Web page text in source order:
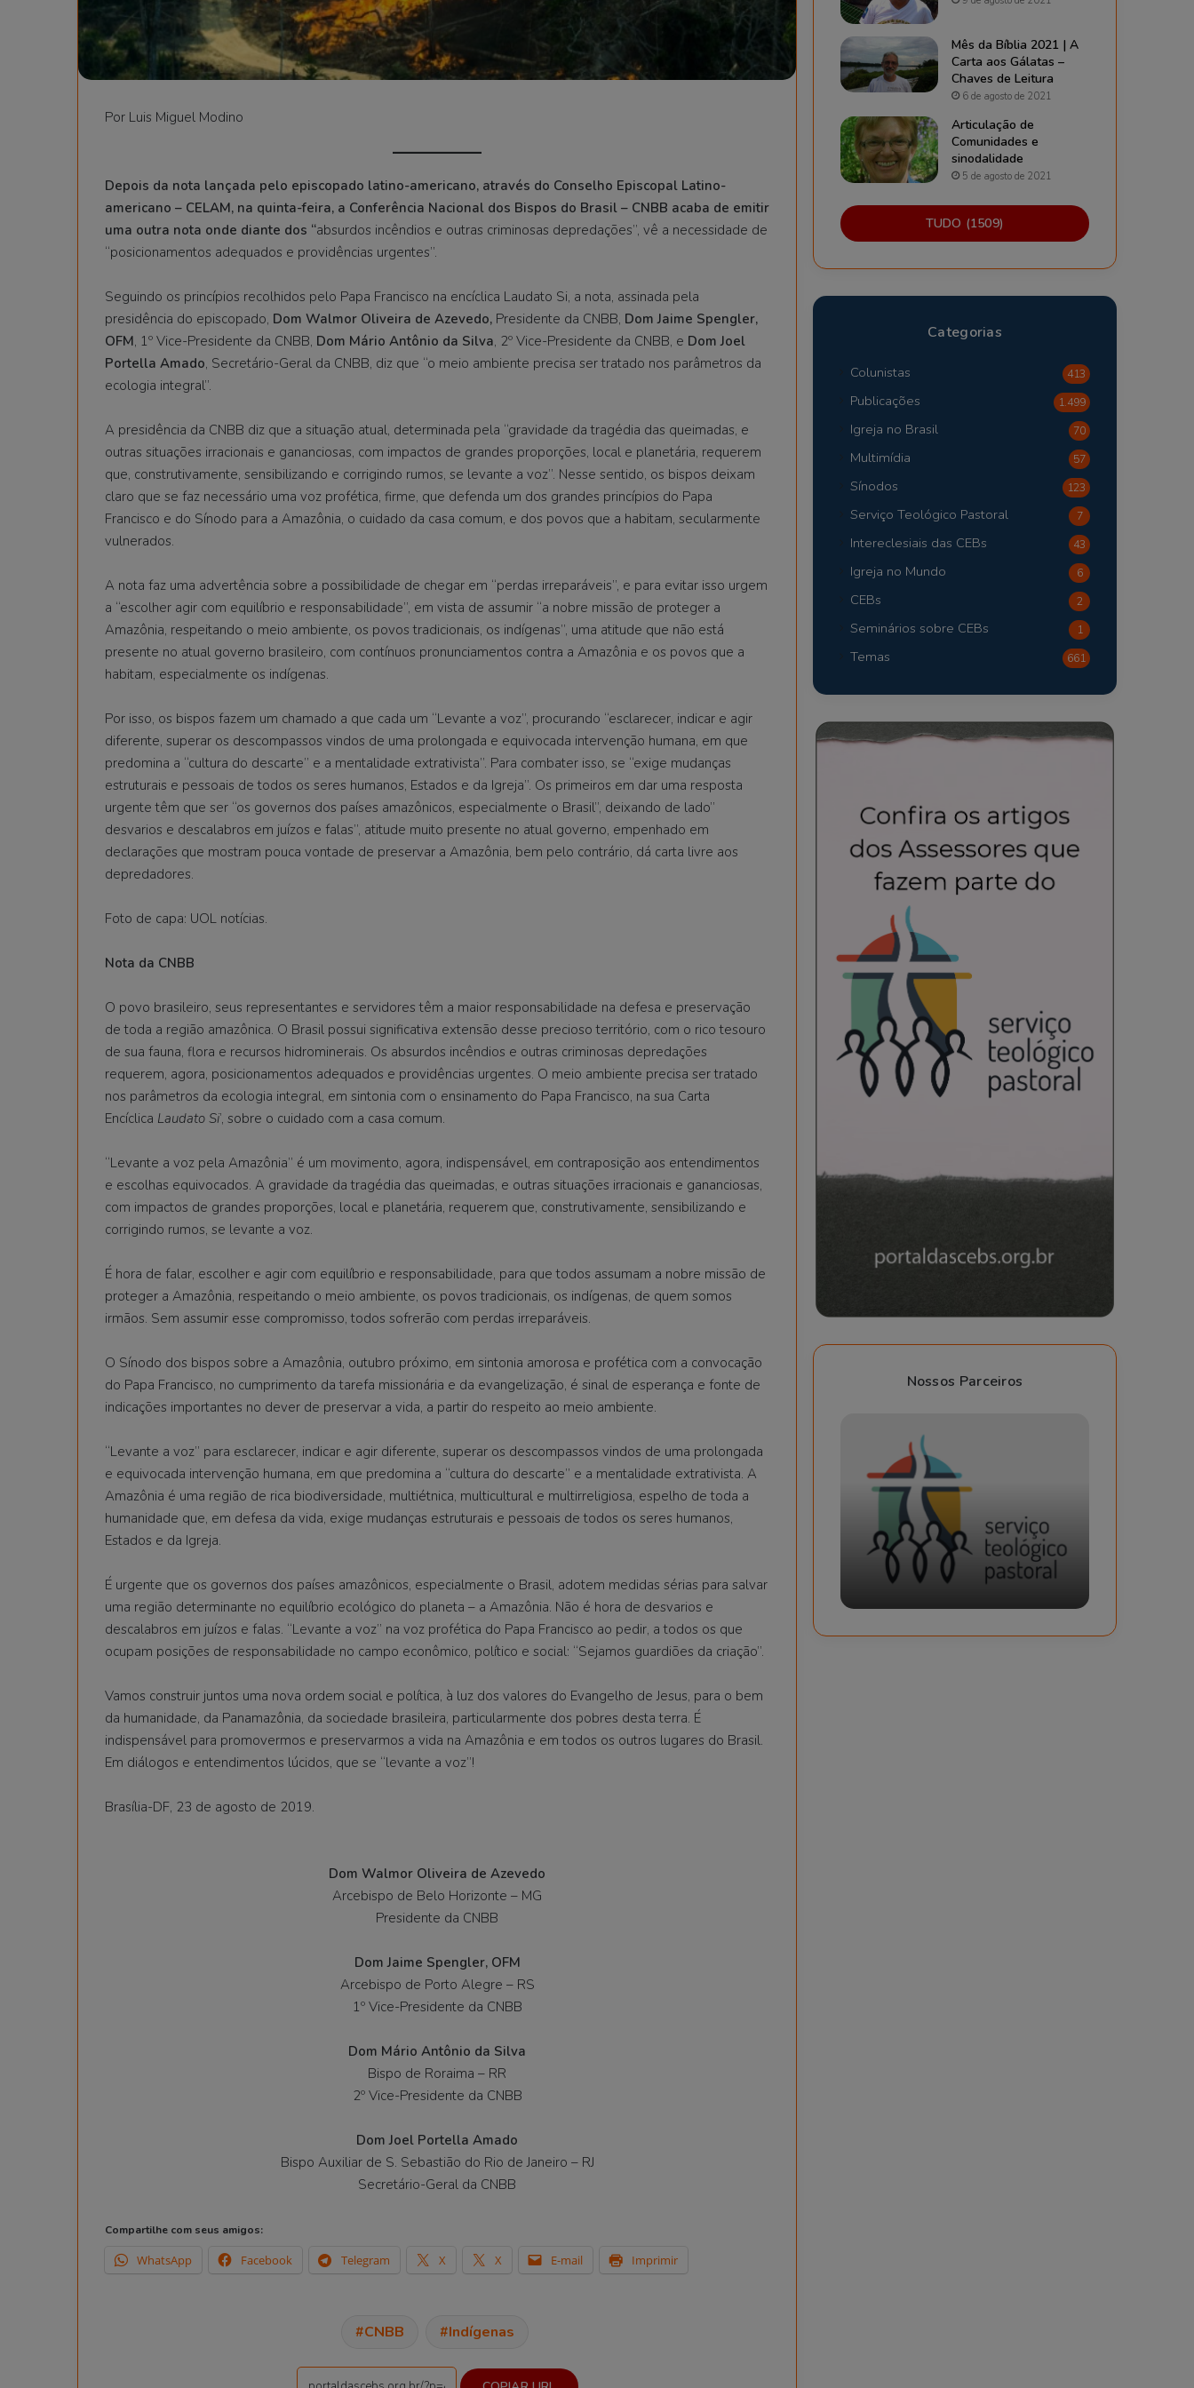
Por Luis Miguel Modino
Depois da nota lançada pelo episcopado latino-americano, através do Conselho Episcopal Latino-
americano – CELAM, na quinta-feira, a Conferência Nacional dos Bispos do Brasil – CNBB acaba de emitir
uma outra nota onde diante dos “absurdos incêndios e outras criminosas depredações”, vê a necessidade de
“posicionamentos adequados e providências urgentes”.
Seguindo os princípios recolhidos pelo Papa Francisco na encíclica Laudato Si, a nota, assinada pela
presidência do episcopado, Dom Walmor Oliveira de Azevedo, Presidente da CNBB, Dom Jaime Spengler,
OFM, 1º Vice-Presidente da CNBB, Dom Mário Antônio da Silva, 2º Vice-Presidente da CNBB, e Dom Joel
Portella Amado, Secretário-Geral da CNBB, diz que “o meio ambiente precisa ser tratado nos parâmetros da
ecologia integral”.
A presidência da CNBB diz que a situação atual, determinada pela “gravidade da tragédia das queimadas, e
outras situações irracionais e gananciosas, com impactos de grandes proporções, local e planetária, requerem
que, construtivamente, sensibilizando e corrigindo rumos, se levante a voz”. Nesse sentido, os bispos deixam
claro que se faz necessário uma voz profética, firme, que defenda um dos grandes princípios do Papa
Francisco e do Sínodo para a Amazônia, o cuidado da casa comum, e dos povos que a habitam, secularmente
vulnerados.
A nota faz uma advertência sobre a possibilidade de chegar em “perdas irreparáveis”, e para evitar isso urgem
a “escolher agir com equilíbrio e responsabilidade”, em vista de assumir “a nobre missão de proteger a
Amazônia, respeitando o meio ambiente, os povos tradicionais, os indígenas”, uma atitude que não está
presente no atual governo brasileiro, com contínuos pronunciamentos contra a Amazônia e os povos que a
habitam, especialmente os indígenas.
Por isso, os bispos fazem um chamado a que cada um “Levante a voz”, procurando “esclarecer, indicar e agir
diferente, superar os descompassos vindos de uma prolongada e equivocada intervenção humana, em que
predomina a “cultura do descarte” e a mentalidade extrativista”. Para combater isso, se “exige mudanças
estruturais e pessoais de todos os seres humanos, Estados e da Igreja”. Os primeiros em dar uma resposta
urgente têm que ser “os governos dos países amazônicos, especialmente o Brasil”, deixando de lado”
desvarios e descalabros em juízos e falas”, atitude muito presente no atual governo, empenhado em
declarações que mostram pouca vontade de preservar a Amazônia, bem pelo contrário, dá carta livre aos
depredadores.
Foto de capa: UOL notícias.
Nota da CNBB
O povo brasileiro, seus representantes e servidores têm a maior responsabilidade na defesa e preservação
de toda a região amazônica. O Brasil possui significativa extensão desse precioso território, com o rico tesouro
de sua fauna, flora e recursos hidrominerais. Os absurdos incêndios e outras criminosas depredações
requerem, agora, posicionamentos adequados e providências urgentes. O meio ambiente precisa ser tratado
nos parâmetros da ecologia integral, em sintonia com o ensinamento do Papa Francisco, na sua Carta
Encíclica Laudato Si’, sobre o cuidado com a casa comum.
“Levante a voz pela Amazônia” é um movimento, agora, indispensável, em contraposição aos entendimentos
e escolhas equivocados. A gravidade da tragédia das queimadas, e outras situações irracionais e gananciosas,
com impactos de grandes proporções, local e planetária, requerem que, construtivamente, sensibilizando e
corrigindo rumos, se levante a voz.
É hora de falar, escolher e agir com equilíbrio e responsabilidade, para que todos assumam a nobre missão de
proteger a Amazônia, respeitando o meio ambiente, os povos tradicionais, os indígenas, de quem somos
irmãos. Sem assumir esse compromisso, todos sofrerão com perdas irreparáveis.
O Sínodo dos bispos sobre a Amazônia, outubro próximo, em sintonia amorosa e profética com a convocação
do Papa Francisco, no cumprimento da tarefa missionária e da evangelização, é sinal de esperança e fonte de
indicações importantes no dever de preservar a vida, a partir do respeito ao meio ambiente.
“Levante a voz” para esclarecer, indicar e agir diferente, superar os descompassos vindos de uma prolongada
e equivocada intervenção humana, em que predomina a “cultura do descarte” e a mentalidade extrativista. A
Amazônia é uma região de rica biodiversidade, multiétnica, multicultural e multirreligiosa, espelho de toda a
humanidade que, em defesa da vida, exige mudanças estruturais e pessoais de todos os seres humanos,
Estados e da Igreja.
É urgente que os governos dos países amazônicos, especialmente o Brasil, adotem medidas sérias para salvar
uma região determinante no equilíbrio ecológico do planeta – a Amazônia. Não é hora de desvarios e
descalabros em juízos e falas. “Levante a voz” na voz profética do Papa Francisco ao pedir, a todos os que
ocupam posições de responsabilidade no campo econômico, político e social: “Sejamos guardiões da criação”.
Vamos construir juntos uma nova ordem social e política, à luz dos valores do Evangelho de Jesus, para o bem
da humanidade, da Panamazônia, da sociedade brasileira, particularmente dos pobres desta terra. É
indispensável para promovermos e preservarmos a vida na Amazônia e em todos os outros lugares do Brasil.
Em diálogos e entendimentos lúcidos, que se “levante a voz”!
Brasília-DF, 23 de agosto de 2019.
Dom Walmor Oliveira de Azevedo
Arcebispo de Belo Horizonte – MG
Presidente da CNBB
Dom Jaime Spengler, OFM
Arcebispo de Porto Alegre – RS
1º Vice-Presidente da CNBB
Dom Mário Antônio da Silva
Bispo de Roraima – RR
2º Vice-Presidente da CNBB
Dom Joel Portella Amado
Bispo Auxiliar de S. Sebastião do Rio de Janeiro – RJ
Secretário-Geral da CNBB
Compartilhe com seus amigos:
WhatsApp Facebook Telegram X X E-mail Imprimir
CNBB Indígenas
Mês da Bíblia 2021 | A
Carta aos Gálatas –
Chaves de Leitura
6 de agosto de 2021
Articulação de
Comunidades e
sinodalidade
5 de agosto de 2021
TUDO (1509)
Categorias
Colunistas 413
Publicações 1.499
Igreja no Brasil 70
Multimídia 57
Sínodos 123
Serviço Teológico Pastoral 7
Intereclesiais das CEBs 43
Igreja no Mundo 6
CEBs 2
Seminários sobre CEBs 1
Temas 661
Nossos Parceiros